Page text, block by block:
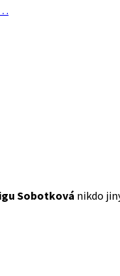
Sobotková nikdo